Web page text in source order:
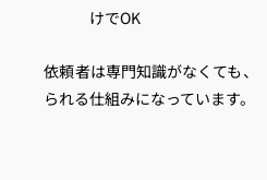
けでOK
依頼者は専門知識がなくても、
られる仕組みになっています。